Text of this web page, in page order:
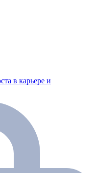
в карьере и